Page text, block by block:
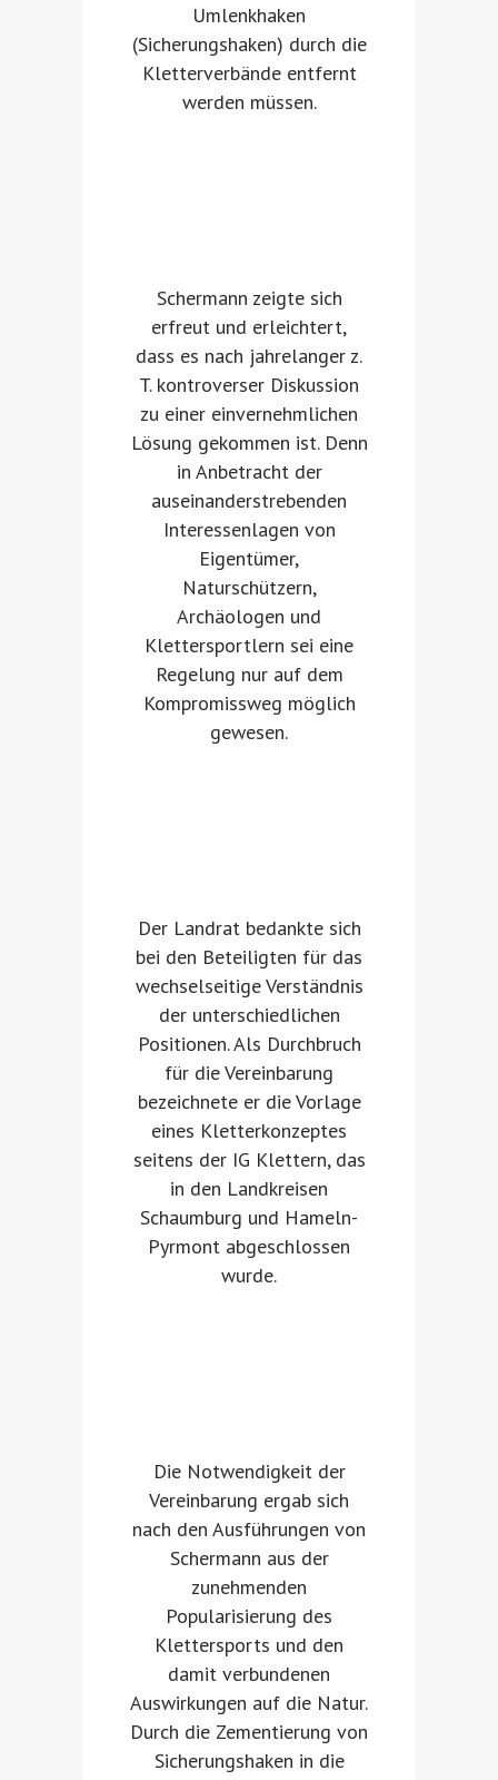
Umlenkhaken
(Sicherungshaken) durch die
Kletterverbände entfernt
werden müssen.
Schermann zeigte sich
erfreut und erleichtert,
dass es nach jahrelanger z.
T. kontroverser Diskussion
zu einer einvernehmlichen
Lösung gekommen ist. Denn
in Anbetracht der
auseinanderstrebenden
Interessenlagen von
Eigentümer,
Naturschützern,
Archäologen und
Klettersportlern sei eine
Regelung nur auf dem
Kompromissweg möglich
gewesen.
Der Landrat bedankte sich
bei den Beteiligten für das
wechselseitige Verständnis
der unterschiedlichen
Positionen. Als Durchbruch
für die Vereinbarung
bezeichnete er die Vorlage
eines Kletterkonzeptes
seitens der IG Klettern, das
in den Landkreisen
Schaumburg und Hameln-
Pyrmont abgeschlossen
wurde.
Die Notwendigkeit der
Vereinbarung ergab sich
nach den Ausführungen von
Schermann aus der
zunehmenden
Popularisierung des
Klettersports und den
damit verbundenen
Auswirkungen auf die Natur.
Durch die Zementierung von
Sicherungshaken in die